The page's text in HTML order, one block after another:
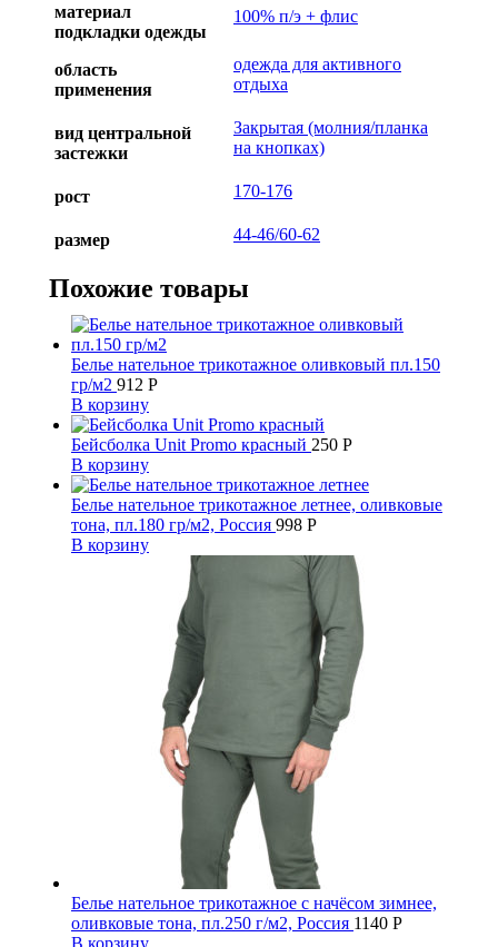
материал
подкладки одежды
100% п/э + флис
область
применения
одежда для активного
отдыха
вид центральной
застежки
Закрытая (молния/планка
на кнопках)
рост 170-176
размер 44-46/60-62
Похожие товары
Белье нательное трикотажное оливковый пл.150
гр/м2 912 Р
В корзину
Бейсболка Unit Promo красный 250 Р
В корзину
Белье нательное трикотажное летнее, оливковые
тона, пл.180 гр/м2, Россия 998 Р
В корзину
Белье нательное трикотажное с начёсом зимнее,
оливковые тона, пл.250 г/м2, Россия 1140 Р
В корзину